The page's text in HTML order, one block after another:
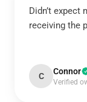
Didn’t expect
receiving the
C Connor
Verified